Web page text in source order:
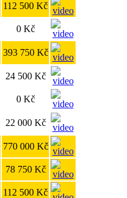
112 500 Kč
0 Kč
393 750 Kč
24 500 Kč
0 Kč
22 000 Kč
770 000 Kč
78 750 Kč
112 500 Kč